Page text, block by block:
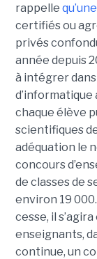
rappelle
certifiés ou
privés
année depuis
à intégrer
d’informatique
chaque élève
scientifiques
adéquation le
concours
de classes de
environ 19
cesse, il
enseignants,
continue, un